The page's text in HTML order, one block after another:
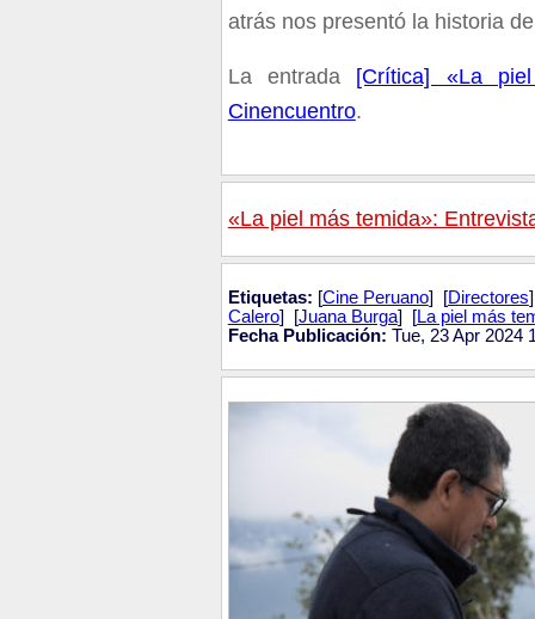
atrás nos presentó la historia
La entrada [Crítica] «La
Cinencuentro.
«La piel más temida»:
Etiquetas: [Cine Peruano] [Directores
Calero] [Juana Burga] [La piel más
Fecha Publicación: Tue, 23 Apr 2024